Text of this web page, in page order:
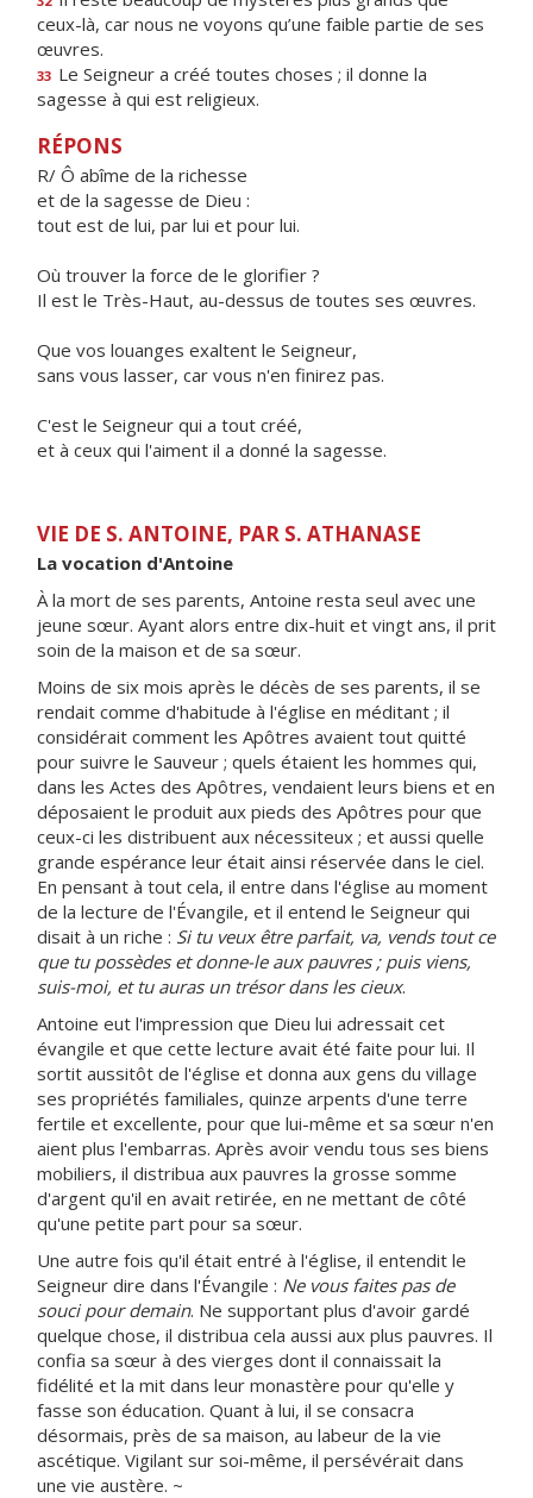
ceux-là, car nous ne voyons qu’une faible partie de ses
œuvres.
33 Le Seigneur a créé toutes choses ; il donne la
sagesse à qui est religieux.
RÉPONS
R/ Ô abîme de la richesse
et de la sagesse de Dieu :
tout est de lui, par lui et pour lui.
Où trouver la force de le glorifier ?
Il est le Très-Haut, au-dessus de toutes ses œuvres.
Que vos louanges exaltent le Seigneur,
sans vous lasser, car vous n'en finirez pas.
C'est le Seigneur qui a tout créé,
et à ceux qui l'aiment il a donné la sagesse.
VIE DE S. ANTOINE, PAR S. ATHANASE
La vocation d'Antoine
À la mort de ses parents, Antoine resta seul avec une
jeune sœur. Ayant alors entre dix-huit et vingt ans, il prit
soin de la maison et de sa sœur.
Moins de six mois après le décès de ses parents, il se
rendait comme d'habitude à l'église en méditant ; il
considérait comment les Apôtres avaient tout quitté
pour suivre le Sauveur ; quels étaient les hommes qui,
dans les Actes des Apôtres, vendaient leurs biens et en
déposaient le produit aux pieds des Apôtres pour que
ceux-ci les distribuent aux nécessiteux ; et aussi quelle
grande espérance leur était ainsi réservée dans le ciel.
En pensant à tout cela, il entre dans l'église au moment
de la lecture de l'Évangile, et il entend le Seigneur qui
disait à un riche : Si tu veux être parfait, va, vends tout ce
que tu possèdes et donne-le aux pauvres ; puis viens,
suis-moi, et tu auras un trésor dans les cieux.
Antoine eut l'impression que Dieu lui adressait cet
évangile et que cette lecture avait été faite pour lui. Il
sortit aussitôt de l'église et donna aux gens du village
ses propriétés familiales, quinze arpents d'une terre
fertile et excellente, pour que lui-même et sa sœur n'en
aient plus l'embarras. Après avoir vendu tous ses biens
mobiliers, il distribua aux pauvres la grosse somme
d'argent qu'il en avait retirée, en ne mettant de côté
qu'une petite part pour sa sœur.
Une autre fois qu'il était entré à l'église, il entendit le
Seigneur dire dans l'Évangile : Ne vous faites pas de
souci pour demain. Ne supportant plus d'avoir gardé
quelque chose, il distribua cela aussi aux plus pauvres. Il
confia sa sœur à des vierges dont il connaissait la
fidélité et la mit dans leur monastère pour qu'elle y
fasse son éducation. Quant à lui, il se consacra
désormais, près de sa maison, au labeur de la vie
ascétique. Vigilant sur soi-même, il persévérait dans
une vie austère. ~